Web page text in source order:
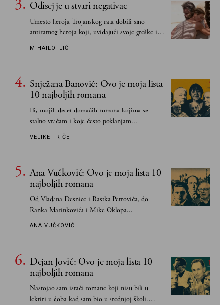
Odisej je u stvari negativac
Umesto heroja Trojanskog rata dobili smo
antiratnog heroja koji, uviđajući svoje greške i
učeći na njima, shvata da postoje stvari koje su
MIHAILO ILIĆ
Snježana Banović: Ovo je moja lista
10 najboljih romana
Ili, mojih deset domaćih romana kojima se
stalno vraćam i koje često poklanjam...
VELIKE PRIČE
Ana Vučković: Ovo je moja lista 10
najboljih romana
Od Vladana Desnice i Rastka Petrovića, do
Ranka Marinkovića i Mike Oklopa...
ANA VUČKOVIĆ
Dejan Jović: Ovo je moja lista 10
najboljih romana
Nastojao sam istaći romane koji nisu bili u
lektiri u doba kad sam bio u srednjoj školi.